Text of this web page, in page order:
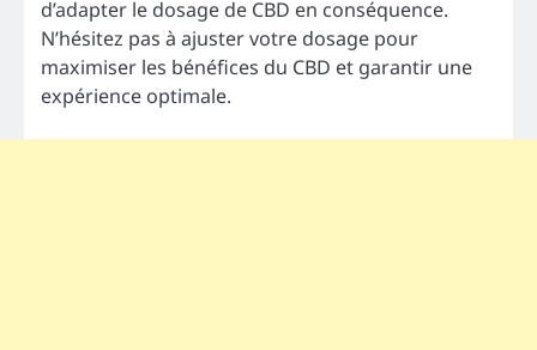
d’adapter le dosage de CBD en conséquence.
N’hésitez pas à ajuster votre dosage pour
maximiser les bénéfices du CBD et garantir une
expérience optimale.